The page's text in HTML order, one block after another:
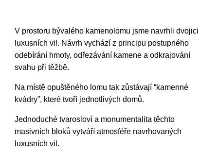
V prostoru bývalého kamenolomu jsme navrhli dvojici
luxusních vil. Návrh vychází z principu postupného
odebírání hmoty, odřezávání kamene a odkrajování
svahu při těžbě.
Na místě opuštěného lomu tak zůstávají “kamenné
kvádry”, které tvoří jednotlivých domů.
Jednoduché tvarosloví a monumentalita těchto
masivních bloků vytváří atmosféře navrhovaných
luxusních vil.